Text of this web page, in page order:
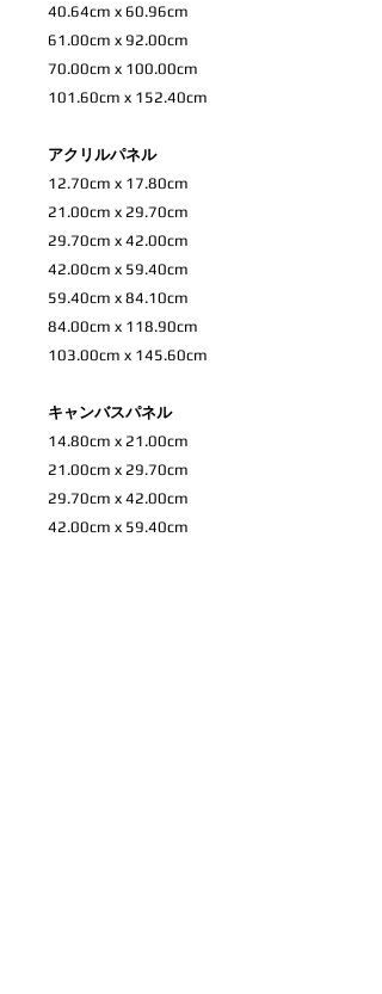
40.64cm x 60.96cm
61.00cm x 92.00cm
70.00cm x 100.00cm
101.60cm x 152.40cm
アクリルパネル
12.70cm x 17.80cm
21.00cm x 29.70cm
29.70cm x 42.00cm
42.00cm x 59.40cm
59.40cm x 84.10cm
84.00cm x 118.90cm
103.00cm x 145.60cm
キャンバスパネル
14.80cm x 21.00cm
21.00cm x 29.70cm
29.70cm x 42.00cm
42.00cm x 59.40cm